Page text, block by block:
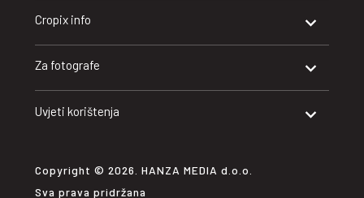
Cropix info
Za fotografe
Uvjeti korištenja
Copyright © 2026. HANZA MEDIA d.o.o.
Sva prava pridržana